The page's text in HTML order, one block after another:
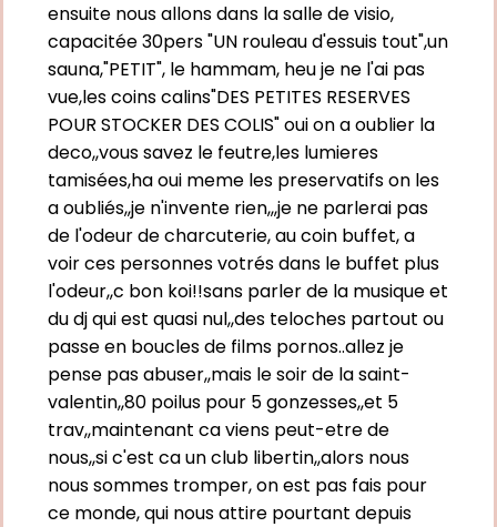
ensuite nous allons dans la salle de visio,
capacitée 30pers "UN rouleau d'essuis tout",un
sauna,"PETIT", le hammam, heu je ne l'ai pas
vue,les coins calins"DES PETITES RESERVES
POUR STOCKER DES COLIS" oui on a oublier la
deco,,vous savez le feutre,les lumieres
tamisées,ha oui meme les preservatifs on les
a oubliés,,je n'invente rien,,,je ne parlerai pas
de l'odeur de charcuterie, au coin buffet, a
voir ces personnes votrés dans le buffet plus
l'odeur,,c bon koi!!sans parler de la musique et
du dj qui est quasi nul,,des teloches partout ou
passe en boucles de films pornos..allez je
pense pas abuser,,mais le soir de la saint-
valentin,,80 poilus pour 5 gonzesses,,et 5
trav,,maintenant ca viens peut-etre de
nous,,si c'est ca un club libertin,,alors nous
nous sommes tromper, on est pas fais pour
ce monde, qui nous attire pourtant depuis